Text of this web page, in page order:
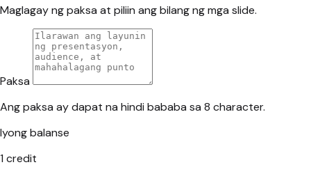
Maglagay ng paksa at piliin ang bilang ng mga slide.
Paksa
Ang paksa ay dapat na hindi bababa sa 8 character.
Iyong balanse
1 credit